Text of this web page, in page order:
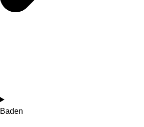
Baden